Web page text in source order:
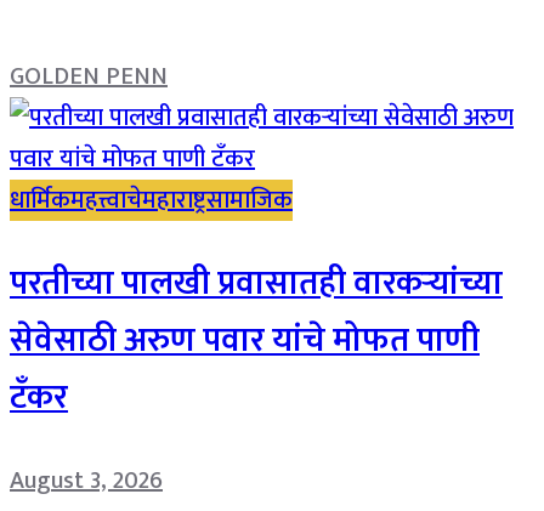
GOLDEN PENN
धार्मिकमहत्त्वाचेमहाराष्ट्रसामाजिक
परतीच्या पालखी प्रवासातही वारकऱ्यांच्या
सेवेसाठी अरुण पवार यांचे मोफत पाणी
टँकर
August 3, 2026